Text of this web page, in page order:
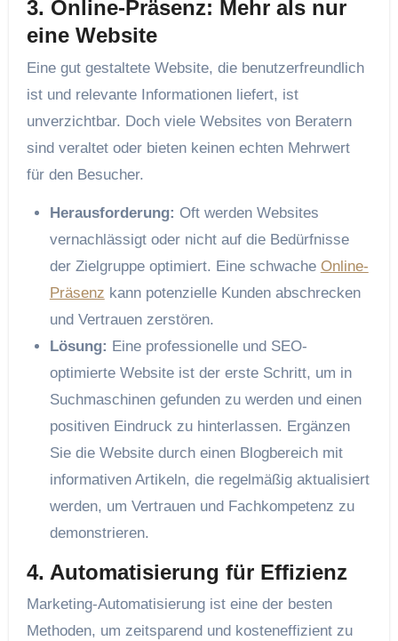
3. Online-Präsenz: Mehr als nur
eine Website
Eine gut gestaltete Website, die benutzerfreundlich
ist und relevante Informationen liefert, ist
unverzichtbar. Doch viele Websites von Beratern
sind veraltet oder bieten keinen echten Mehrwert
für den Besucher.
Herausforderung: Oft werden Websites
vernachlässigt oder nicht auf die Bedürfnisse
der Zielgruppe optimiert. Eine schwache Online-
Präsenz kann potenzielle Kunden abschrecken
und Vertrauen zerstören.
Lösung: Eine professionelle und SEO-
optimierte Website ist der erste Schritt, um in
Suchmaschinen gefunden zu werden und einen
positiven Eindruck zu hinterlassen. Ergänzen
Sie die Website durch einen Blogbereich mit
informativen Artikeln, die regelmäßig aktualisiert
werden, um Vertrauen und Fachkompetenz zu
demonstrieren.
4. Automatisierung für Effizienz
Marketing-Automatisierung ist eine der besten
Methoden, um zeitsparend und kosteneffizient zu